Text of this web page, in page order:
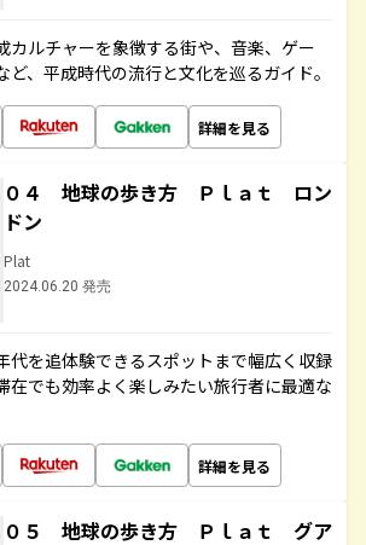
カルチャーを象徴する街や、音楽、ゲー
ど、平成時代の流行と文化を巡るガイド。
詳細を見る
０４ 地球の歩き方 Ｐｌａｔ ロン
ドン
Plat
2024.06.20 発売
代を追体験できるスポットまで幅広く収録
在でも効率よく楽しみたい旅行者に最適な
詳細を見る
０５ 地球の歩き方 Ｐｌａｔ グア